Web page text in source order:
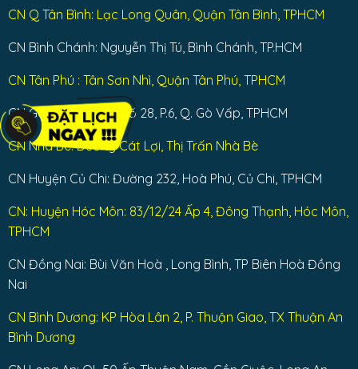
CN Q Tân Bình: Lạc Long Quân, Quận Tân Bình, TPHCM
CN Bình Chánh: Nguyễn Thị Tú, Bình Chánh, TP.HCM
CN Tân Phú : Tân Sơn Nhì, Quận Tân Phú, TPHCM
CN Gò Vấp: Đường số 28, P.6, Q. Gò Vấp, TPHCM
CN Nhà Bè: Dương Cát Lợi, Thị Trấn Nhà Bè
CN Huyện Củ Chi: Đường 232, Hoà Phú, Củ Chi, TPHCM
CN: Huyện Hóc Môn: 83/12/24 Ấp 4, Đông Thạnh, Hóc Môn,
TPHCM
CN Đồng Nai: Bùi Văn Hoà , Long Bình, TP Biên Hoà Đồng
Nai
CN Bình Dương: KP Hòa Lân 2, P. Thuận Giao, TX Thuận An
Bình Dương